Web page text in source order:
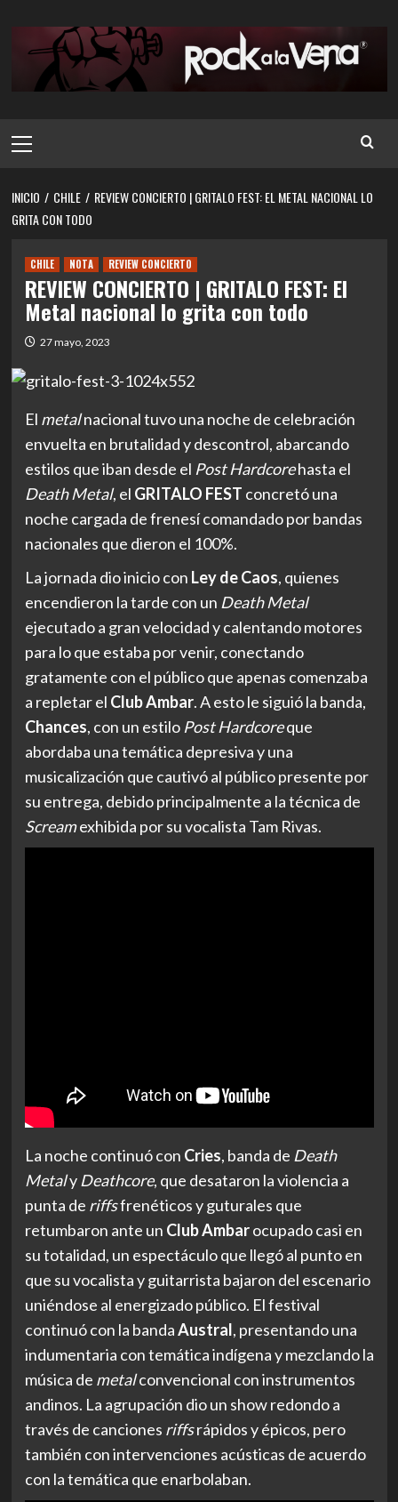
contenido
principal
INICIO CHILE
REVIEW CONCIERTO | GRITALO FEST: EL METAL NACIONAL LO
GRITA CON TODO
CHILE NOTA REVIEW CONCIERTO
REVIEW CONCIERTO | GRITALO FEST: El
Metal nacional lo grita con todo
27 mayo, 2023
El metalnacional tuvo una noche de celebración
envuelta en brutalidad y descontrol, abarcando
estilos que iban desde el Post Hardcorehasta el
Death Metal, el GRITALO FEST concretó una
noche cargada de frenesí comandado por bandas
nacionales que dieron el 100%.
La jornada dio inicio con Ley de Caos, quienes
encendieron la tarde con un Death Metal
ejecutado a gran velocidad y calentando motores
para lo que estaba por venir, conectando
gratamente con el público que apenas comenzaba
a repletar el Club Ambar. A esto le siguió la banda,
Chances, con un estilo Post Hardcoreque
abordaba una temática depresiva y una
musicalización que cautivó al público presente por
su entrega, debido principalmente a la técnica de
Screamexhibida por su vocalista Tam Rivas.
La noche continuó con Cries, banda de Death
Metaly Deathcore, que desataron la violencia a
punta de riffsfrenéticos y guturales que
retumbaron ante un Club Ambarocupado casi en
su totalidad, un espectáculo que llegó al punto en
que su vocalista y guitarrista bajaron del escenario
uniéndose al energizado público. El festival
continuó con la bandaAustral, presentando una
indumentaria con temática indígena y mezclando la
música de metalconvencional con instrumentos
andinos. La agrupación dio un show redondo a
través de canciones riffsrápidos y épicos, pero
también con intervenciones acústicas de acuerdo
con la temática que enarbolaban.